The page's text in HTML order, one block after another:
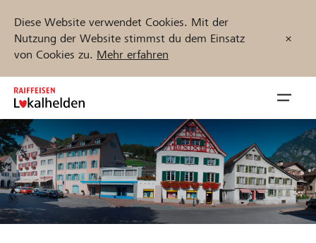
Diese Website verwendet Cookies. Mit der
Nutzung der Website stimmst du dem Einsatz
von Cookies zu. Mehr erfahren
Zum
Inhalt
springen
öffnen
Projekte und Organisationen finden
Jetzt starten